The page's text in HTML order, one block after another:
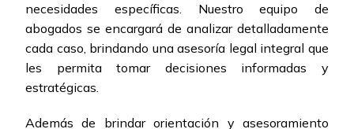
necesidades específicas. Nuestro equipo de
abogados se encargará de analizar detalladamente
cada caso, brindando una asesoría legal integral que
les permita tomar decisiones informadas y
estratégicas.
Además de brindar orientación y asesoramiento